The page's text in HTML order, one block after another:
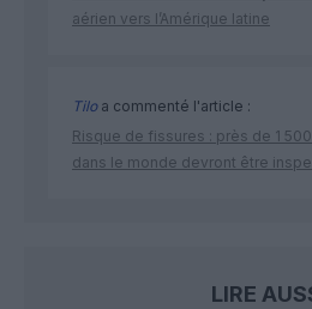
aérien vers l’Amérique latine
Tiloa commenté l'article :
Risque de fissures : près de 1
dans le monde devront être
LIRE